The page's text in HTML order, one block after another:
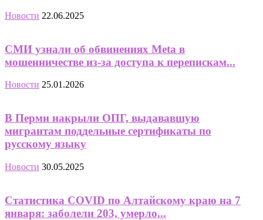
Новости 22.06.2025
СМИ узнали об обвинениях Meta в
мошенничестве из-за доступа к перепискам...
Новости 25.01.2026
В Перми накрыли ОПГ, выдававшую
мигрантам поддельные сертификаты по
русскому языку
Новости 30.05.2025
Статистика COVID по Алтайскому краю на 7
января: заболели 203, умерло...